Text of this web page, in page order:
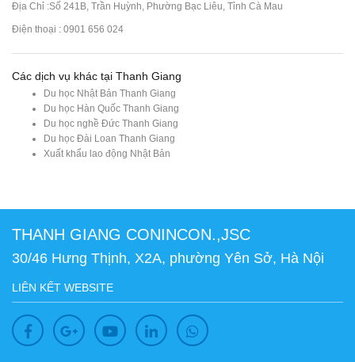
Địa Chỉ :Số 241B, Trần Huỳnh, Phường Bạc Liêu, Tỉnh Cà Mau
Điện thoại : 0901 656 024
Các dịch vụ khác tại Thanh Giang
Du học Nhật Bản Thanh Giang
Du học Hàn Quốc Thanh Giang
Du học nghề Đức Thanh Giang
Du học Đài Loan Thanh Giang
Xuất khẩu lao động Nhật Bản
THANH GIANG CONINCON.,JSC
30/46 Hưng Thịnh, X2A, phường Yên Sở, Hà Nội
LIÊN KẾT WEBSITE